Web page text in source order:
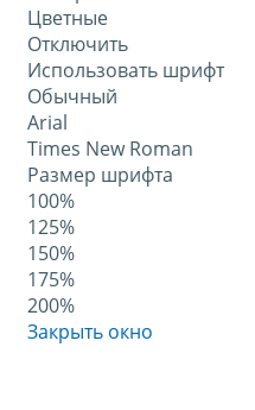
Цветные
Отключить
Использовать шрифт
Обычный
Arial
Times New Roman
Размер шрифта
100%
125%
150%
175%
200%
Закрыть окно